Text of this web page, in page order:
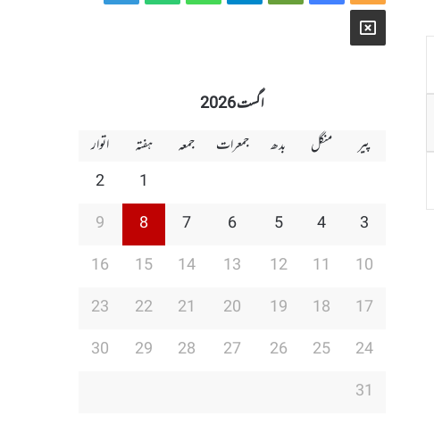
X
اگست 2026
پیر
منگل بدھ جمعرات جمعہ ہفتہ
اتوار
1
2
3
4
5
6
7
8
9
10
11
12
13
14
15
16
17
18
19
20
21
22
23
24
25
26
27
28
29
30
31